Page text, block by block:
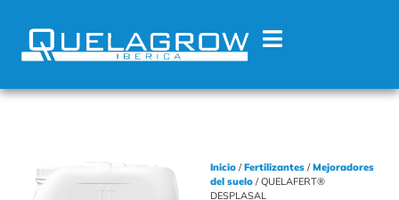
Inicio /Fertilizantes /Mejoradores
del suelo / QUELAFERT®
DESPLASAL